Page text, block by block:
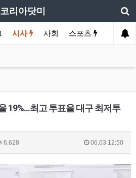
코리아닷미
시사 사회 스포츠 여행
19%...최고 투표율 대구 최저투
6,628 06.03 12:50